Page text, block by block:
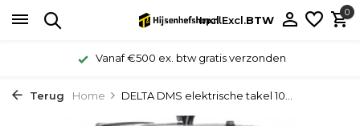
Incl.Excl.BTW
0
Vanaf €500 ex. btw gratis verzonden
Terug Home DELTA DMS elektrische takel 10...